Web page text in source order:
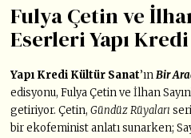
Fulya Çetin ve
Eserleri Yapı
Yapı Kredi Kültür Sanat’ın Bir
edisyonu, Fulya Çetin ve İlhan
getiriyor. Çetin,Gündüz Rüyaları
bir ekofeminist anlatı sunarken;